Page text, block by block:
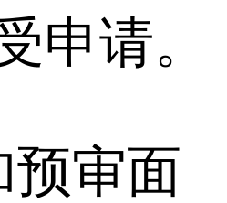
申请。
预审面